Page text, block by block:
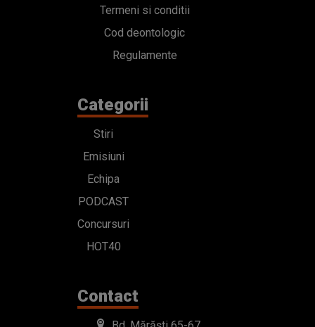
Termeni si conditii
Cod deontologic
Regulamente
Categorii
Stiri
Emisiuni
Echipa
PODCAST
Concursuri
HOT40
Contact